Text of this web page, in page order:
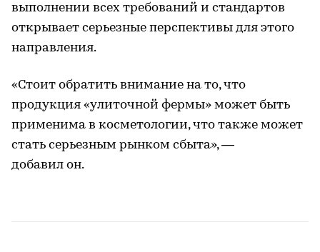
выполнении всех требований и стандартов
открывает серьезные перспективы для этого
направления.
«Стоит обратить внимание на то, что
продукция «улиточной фермы» может быть
применима в косметологии, что также может
стать серьезным рынком сбыта», —
добавил он.